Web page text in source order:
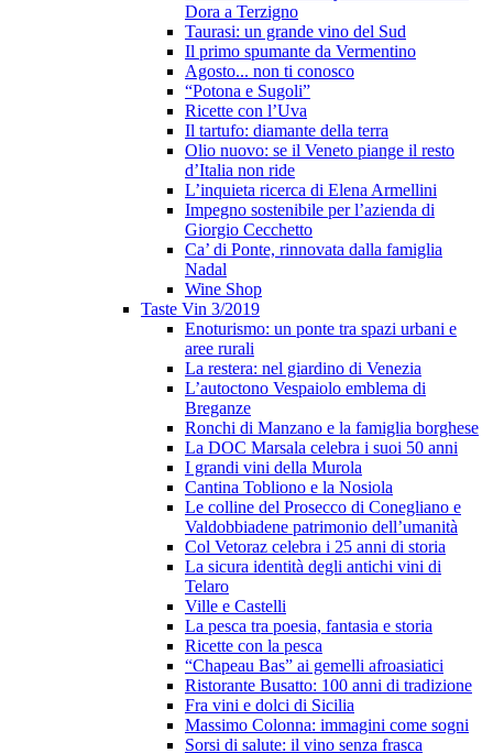
Dora a Terzigno
Taurasi: un grande vino del Sud
Il primo spumante da Vermentino
Agosto... non ti conosco
“Potona e Sugoli”
Ricette con l’Uva
Il tartufo: diamante della terra
Olio nuovo: se il Veneto piange il resto
d’Italia non ride
L’inquieta ricerca di Elena Armellini
Impegno sostenibile per l’azienda di
Giorgio Cecchetto
Ca’ di Ponte, rinnovata dalla famiglia
Nadal
Wine Shop
Taste Vin 3/2019
Enoturismo: un ponte tra spazi urbani e
aree rurali
La restera: nel giardino di Venezia
L’autoctono Vespaiolo emblema di
Breganze
Ronchi di Manzano e la famiglia borghese
La DOC Marsala celebra i suoi 50 anni
I grandi vini della Murola
Cantina Tobliono e la Nosiola
Le colline del Prosecco di Conegliano e
Valdobbiadene patrimonio dell’umanità
Col Vetoraz celebra i 25 anni di storia
La sicura identità degli antichi vini di
Telaro
Ville e Castelli
La pesca tra poesia, fantasia e storia
Ricette con la pesca
“Chapeau Bas” ai gemelli afroasiatici
Ristorante Busatto: 100 anni di tradizione
Fra vini e dolci di Sicilia
Massimo Colonna: immagini come sogni
Sorsi di salute: il vino senza frasca